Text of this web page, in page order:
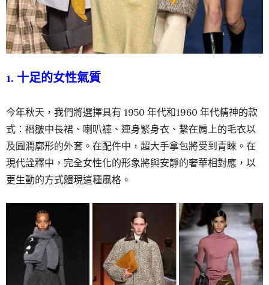
1. 十足的女性氣質
今年秋天，我們將選擇具有 1950 年代和1960 年代精神的款
式：褶皺中長裙、喇叭褲、連身緊身衣、繫在肩上的毛衣以
及圓潤廓形的外套。在配件中，超大手拿包將受到青睞。在
現代詮釋中，完全女性化的形象將與安靜的奢華相對應，以
更生動的方式體現這種風格。